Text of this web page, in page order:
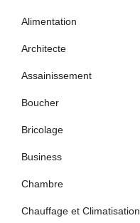
Alimentation
Architecte
Assainissement
Boucher
Bricolage
Business
Chambre
Chauffage et Climatisation